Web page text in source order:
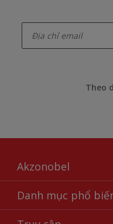
Theo
Akzonobel
Giới thiệu về AkzoNobel
Liên hệ chúng tôi
Danh mục phổ
Tìm màu sắc